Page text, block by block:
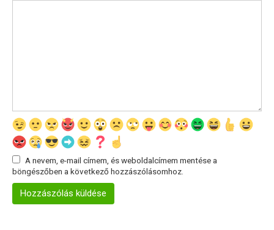
A nevem, e-mail címem, és weboldalcímem mentése a
böngészőben a következő hozzászólásomhoz.